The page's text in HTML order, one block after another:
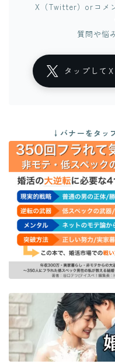
X（Twitter）orコメ
質問や悩
タップして
↓バナーをタッ